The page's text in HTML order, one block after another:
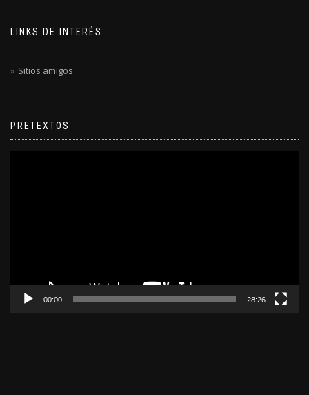
LINKS DE INTERÉS
Sitios amigos
PRETEXTOS
00:00 28:26